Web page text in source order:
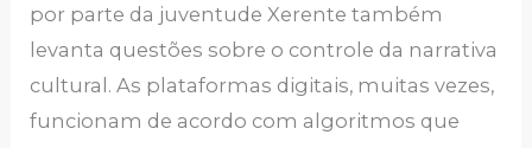
por parte da juventude Xerente também
levanta questões sobre o controle da narrativa
cultural. As plataformas digitais, muitas vezes,
funcionam de acordo com algoritmos que